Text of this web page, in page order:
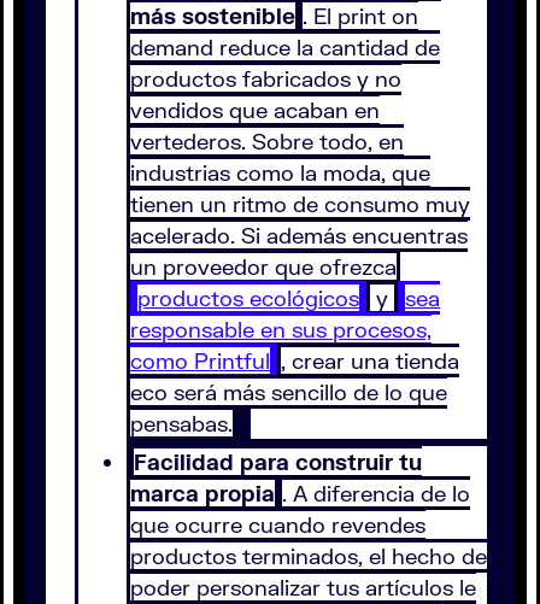
más sostenible . El print on
demand reduce la cantidad de
productos fabricados y no
vendidos que acaban en
vertederos. Sobre todo, en
industrias como la moda, que
tienen un ritmo de consumo muy
acelerado. Si además encuentras
un proveedor que ofrezca
productos ecológicos
y
sea
responsable en sus procesos,
como Printful , crear una tienda
eco será más sencillo de lo que
pensabas.
Facilidad para construir tu
marca propia . A diferencia de lo
que ocurre cuando revendes
productos terminados, el hecho de
poder personalizar tus artículos le